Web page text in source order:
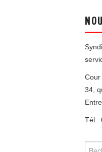
Cour
34,
Tél.: